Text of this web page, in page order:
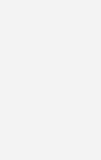
Anteil an der
für den
ist die Relation
und dem
den jeweiligen